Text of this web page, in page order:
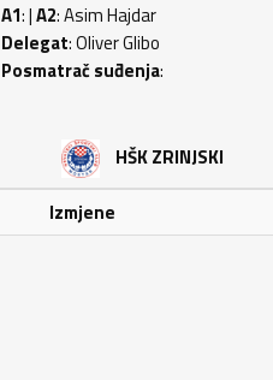
A1: |A2: Asim Hajdar
Delegat: Oliver Glibo
Posmatrač suđenja:
HŠK ZRINJSKI
Izmjene